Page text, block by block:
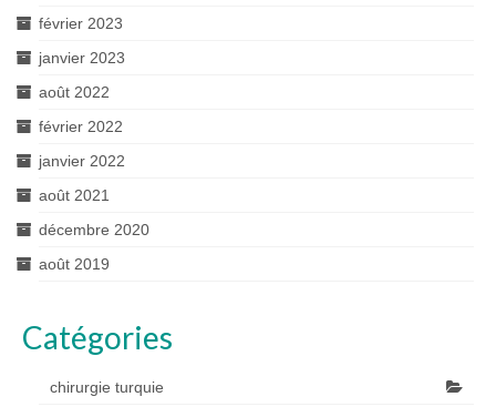
février 2023
janvier 2023
août 2022
février 2022
janvier 2022
août 2021
décembre 2020
août 2019
Catégories
chirurgie turquie